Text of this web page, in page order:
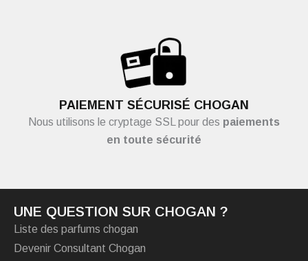
PAIEMENT SÉCURISÉ CHOGAN
Nous utilisons le cryptage SSL pour des paiements
en toute sécurité
UNE QUESTION SUR CHOGAN ?
Liste des parfums chogan
Devenir Consultant Chogan